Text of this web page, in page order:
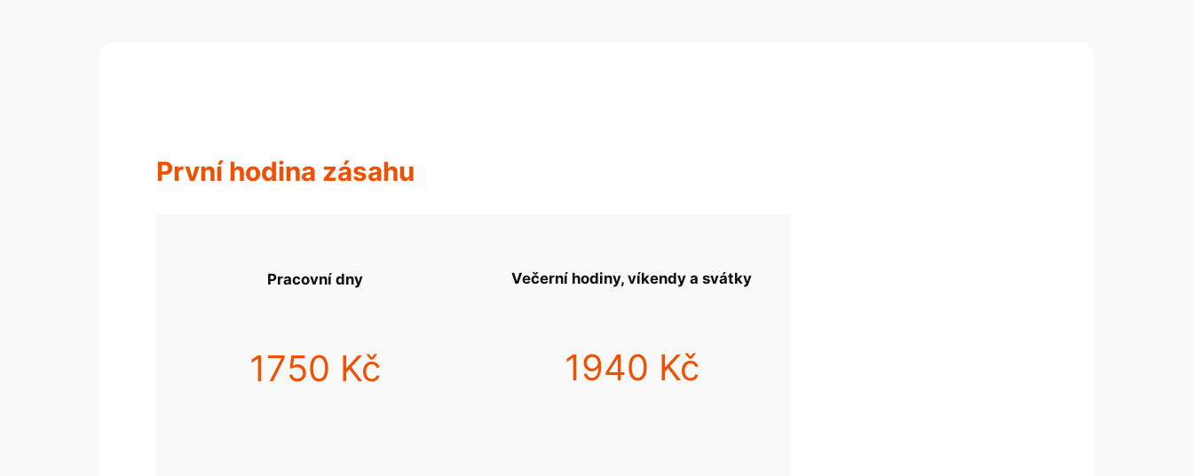
První hodina zásahu
Pracovní dny
1750 Kč
Večerní hodiny, víkendy a svátky
1940 Kč